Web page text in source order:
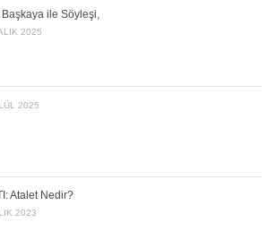
ile Söyleşi,
2025
2025
Atalet Nedir?
2023